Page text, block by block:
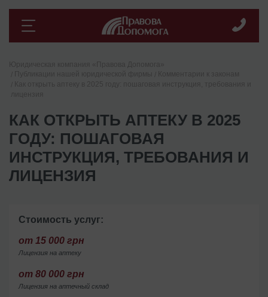
КАК ОТКРЫТЬ АПТЕКУ В 2025
ГОДУ: ПОШАГОВАЯ
ИНСТРУКЦИЯ, ТРЕБОВАНИЯ И
ЛИЦЕНЗИЯ
Стоимость услуг:
от 15 000 грн
Лицензия на аптеку
от 80 000 грн
Лицензия на аптечный склад